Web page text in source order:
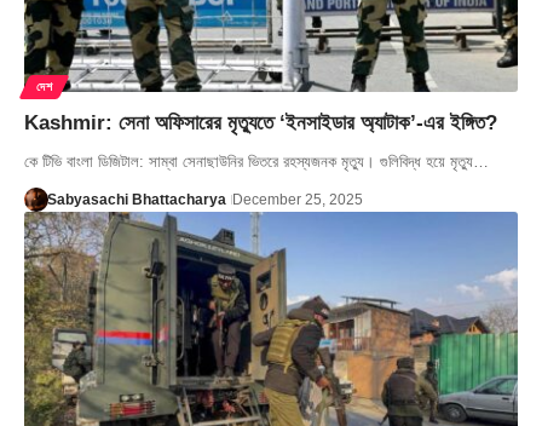
দেশ
Kashmir: সেনা অফিসারের মৃত্যুতে ‘ইনসাইডার অ্যাটাক’-এর ইঙ্গিত?
কে টিভি বাংলা ডিজিটাল: সাম্বা সেনাছাউনির ভিতরে রহস্যজনক মৃত্যু। গুলিবিদ্ধ হয়ে মৃত্যু…
Sabyasachi Bhattacharya December 25, 2025